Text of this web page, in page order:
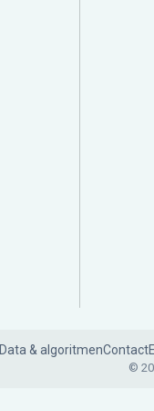
Data & algoritmenContact
©